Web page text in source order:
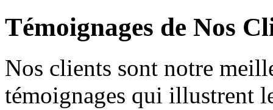
Témoignages de Nos
Nos clients sont notre
témoignages qui illustrent